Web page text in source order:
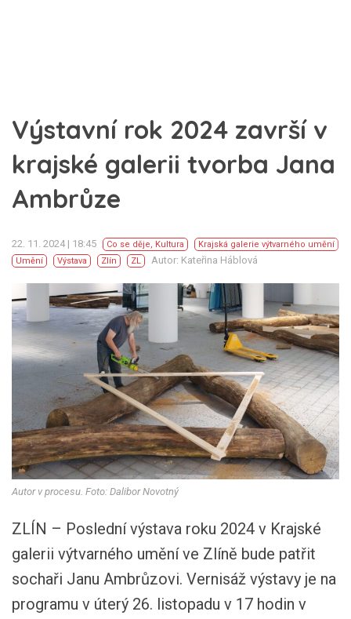
Výstavní rok 2024 završí v
krajské galerii tvorba Jana
Ambrůze
22. 11. 2024 | 18:45 Co se děje, Kultura
Krajská galerie výtvarného umění
Umění
Výstava Zlín ZL Autor: Kateřina Háblová
Autor v procesu. Foto: Dalibor Novotný
ZLÍN – Poslední výstava roku 2024 v Krajské
galerii výtvarného umění ve Zlíně bude patřit
sochaři Janu Ambrůzovi. Vernisáž výstavy je na
programu v úterý 26. listopadu v 17 hodin v